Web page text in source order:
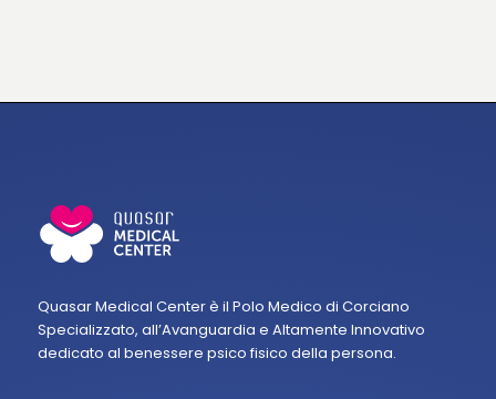
Quasar Medical Center è il Polo Medico di Corciano
Specializzato, all’Avanguardia e Altamente Innovativo
dedicato al benessere psico fisico della persona.